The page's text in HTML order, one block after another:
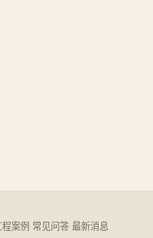
程案例 常见问答· 最新消息